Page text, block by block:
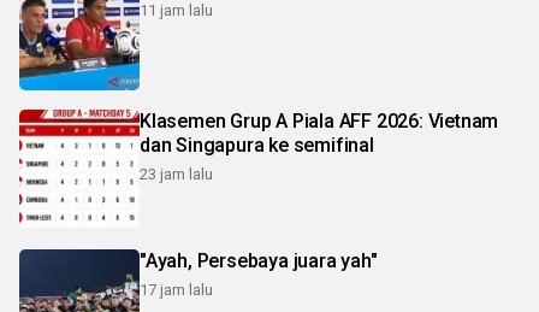
11 jam lalu
Klasemen Grup A Piala AFF 2026: Vietnam
dan Singapura ke semifinal
23 jam lalu
"Ayah, Persebaya juara yah"
17 jam lalu